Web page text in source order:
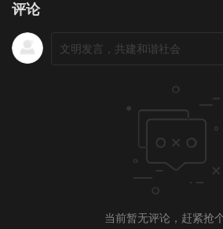
评论
当前暂无评论，赶紧抢